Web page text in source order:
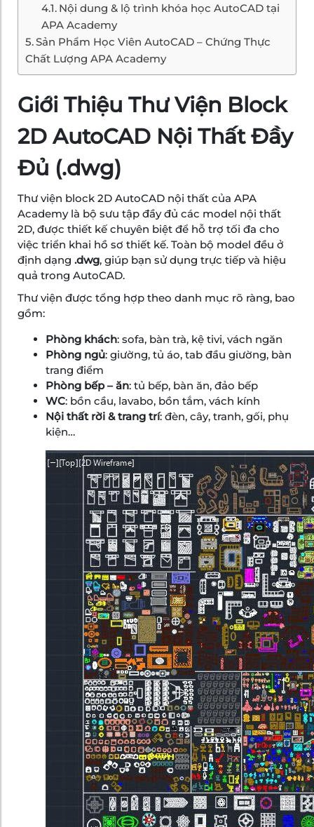
Nội dung & lộ trình khóa học AutoCAD tại
APA Academy
Sản Phẩm Học Viên AutoCAD – Chứng Thực
Chất Lượng APA Academy
Giới Thiệu Thư Viện Block
2D AutoCAD Nội Thất Đầy
Đủ (.dwg)
Thư viện block 2D AutoCAD nội thất của APA
Academy là bộ sưu tập đầy đủ các model nội thất
2D, được thiết kế chuyên biệt để hỗ trợ tối đa cho
việc triển khai hồ sơ thiết kế. Toàn bộ model đều ở
định dạng .dwg, giúp bạn sử dụng trực tiếp và hiệu
quả trong AutoCAD.
Thư viện được tổng hợp theo danh mục rõ ràng, bao
gồm:
Phòng khách: sofa, bàn trà, kệ tivi, vách ngăn
Phòng ngủ: giường, tủ áo, tab đầu giường, bàn
trang điểm
Phòng bếp – ăn: tủ bếp, bàn ăn, đảo bếp
WC: bồn cầu, lavabo, bồn tắm, vách kính
Nội thất rời & trang trí: đèn, cây, tranh, gối, phụ
kiện…